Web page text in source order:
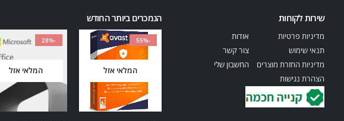
שירות לקוחות
מדיניות פרטיות
תנאי שימוש
מדיניות החזרת מוצרים
הצהרת נגישות
אודות
צור קשר
החשבון שלי
הנמכרים ביותר החודש
-55%
המלאי אזל
-28%
המלאי אזל